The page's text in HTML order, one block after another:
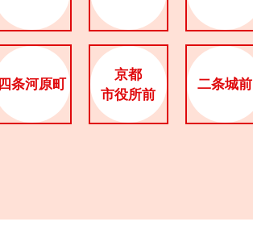
四条河原町
京都
市役所前
二条城前